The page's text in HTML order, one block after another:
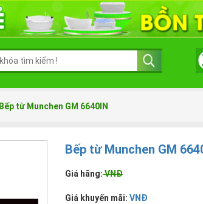
Bếp từ Munchen GM 6640IN
Bếp từ Munchen GM
Giá hãng:VNĐ
Giá khuyến mãi: VNĐ